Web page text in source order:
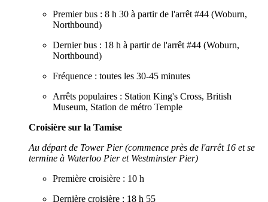
Premier bus : 8 h 30 à partir de l'arrêt #44 (Woburn,
Northbound)
Dernier bus : 18 h à partir de l'arrêt #44 (Woburn,
Northbound)
Fréquence : toutes les 30-45 minutes
Arrêts populaires : Station King's Cross, British
Museum, Station de métro Temple
Croisière sur la Tamise
Au départ de Tower Pier (commence près de l'arrêt 16 et se
termine à Waterloo Pier et Westminster Pier)
Première croisière : 10 h
Dernière croisière : 18 h 55